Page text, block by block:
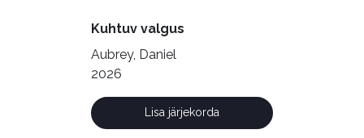
Kuhtuv valgus
Aubrey, Daniel
2026
Lisa järjekorda